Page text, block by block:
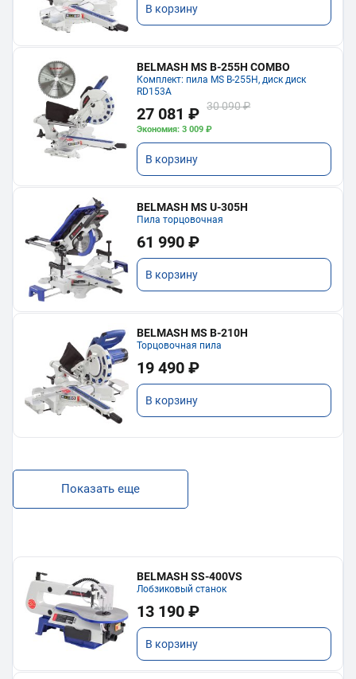
В корзину
BELMASH MS B-255H COMBO
Комплект: пила MS B-255H, диск диск
RD153A
27 081 ₽ 30 090 ₽
Экономия: 3 009 ₽
В корзину
BELMASH MS U-305H
Пила торцовочная
61 990 ₽
В корзину
BELMASH MS B-210H
Торцовочная пила
19 490 ₽
В корзину
Показать еще
BELMASH SS-400VS
Лобзиковый станок
13 190 ₽
В корзину